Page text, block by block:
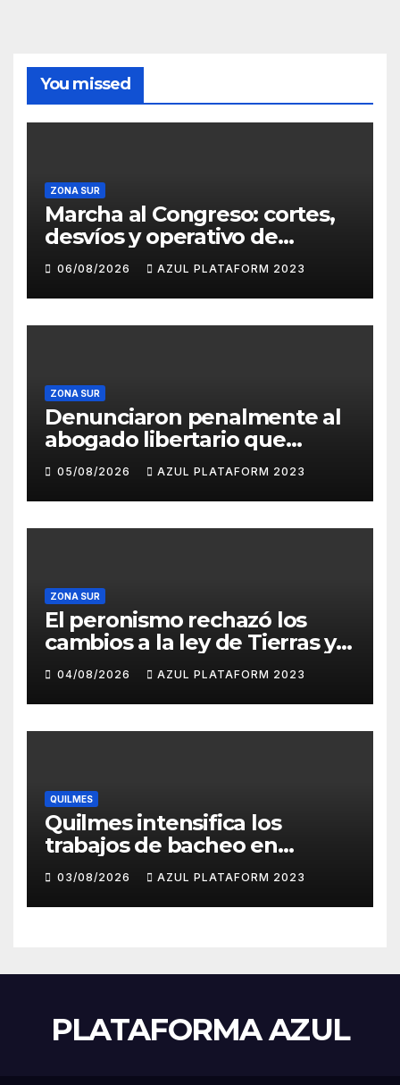
You missed
ZONA SUR
Marcha al Congreso: cortes,
desvíos y operativo de
seguridad por la protesta
contra la reforma de la Ley
de Tierras
06/08/2026 AZUL PLATAFORM 2023
ZONA SUR
Denunciaron penalmente al
abogado libertario que
propuso tirar napalm sobre
el Gran Buenos Aires
05/08/2026 AZUL PLATAFORM 2023
ZONA SUR
El peronismo rechazó los
cambios a la ley de Tierras y
convocó a movilizarse el
jueves en contra del
Gobierno
04/08/2026 AZUL PLATAFORM 2023
QUILMES
Quilmes intensifica los
trabajos de bacheo en
distintos barrios
03/08/2026 AZUL PLATAFORM 2023
PLATAFORMA AZUL